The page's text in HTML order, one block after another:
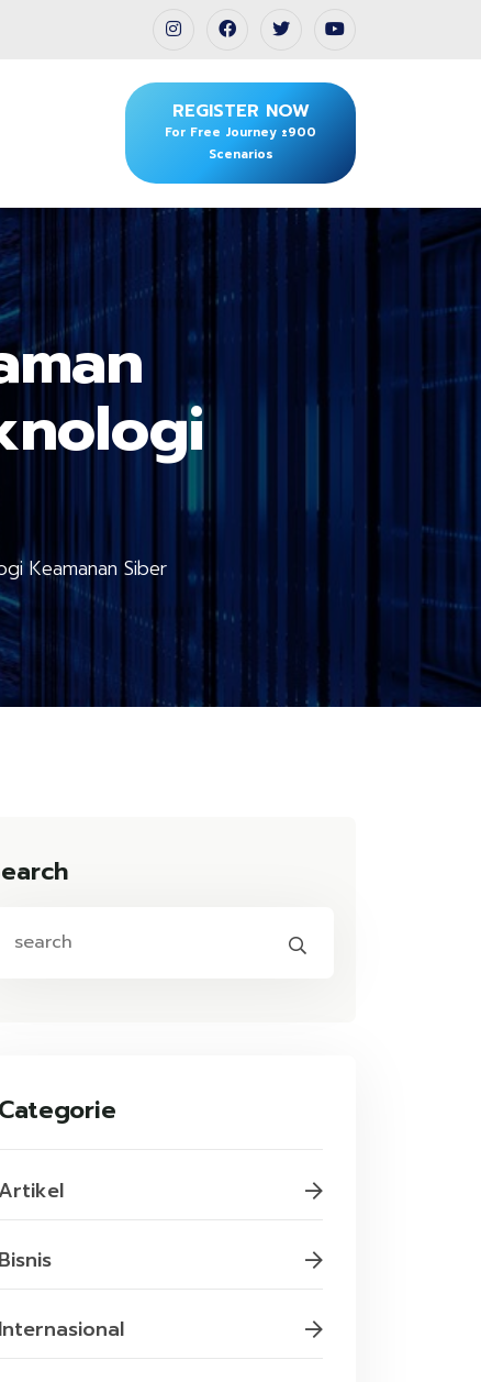
REGISTER NOW
For Free Journey ±900
Scenarios
Keamanan Siber
Categorie
Artikel
Bisnis
Internasional